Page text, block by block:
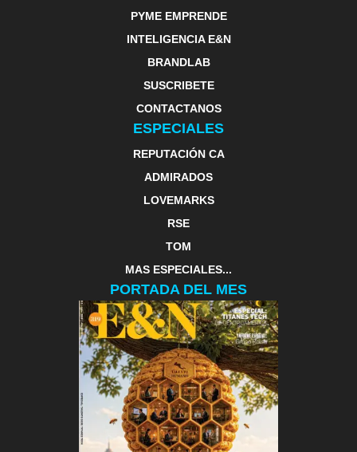
PYME EMPRENDE
INTELIGENCIA E&N
BRANDLAB
SUSCRIBETE
CONTACTANOS
ESPECIALES
REPUTACIÓN CA
ADMIRADOS
LOVEMARKS
RSE
TOM
MAS ESPECIALES...
PORTADA DEL MES